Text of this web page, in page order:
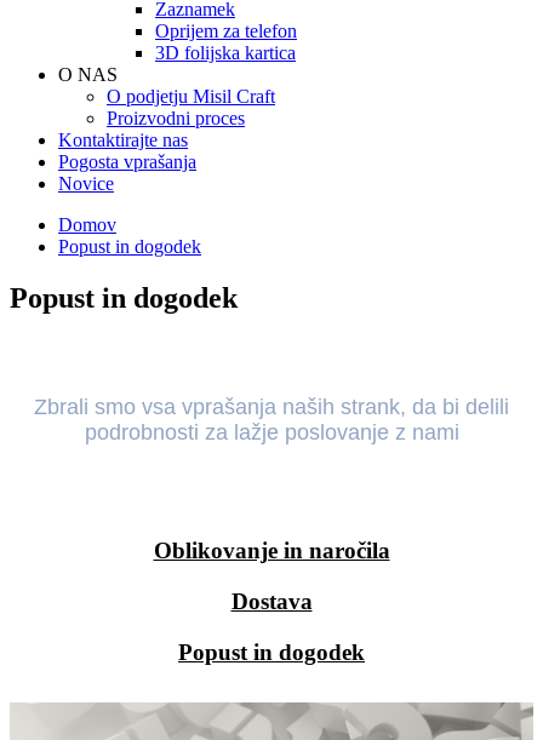
Zaznamek
Oprijem za telefon
3D folijska kartica
O NAS
O podjetju Misil Craft
Proizvodni proces
Kontaktirajte nas
Pogosta vprašanja
Novice
Domov
Popust in dogodek
Popust in dogodek
Zbrali smo vsa vprašanja naših strank, da bi delili
podrobnosti za lažje poslovanje z nami
Oblikovanje in naročila
Dostava
Popust in dogodek